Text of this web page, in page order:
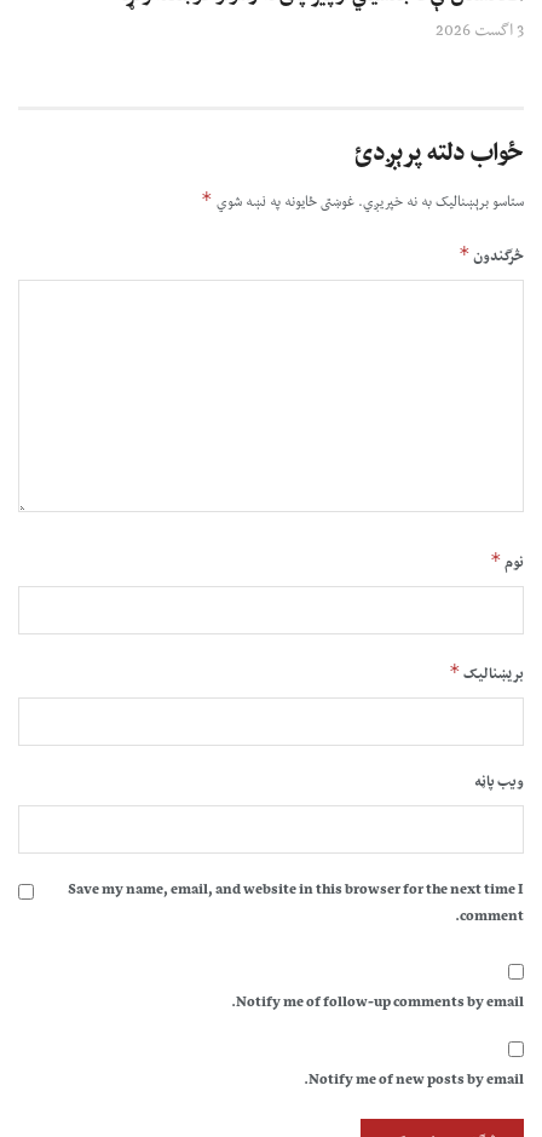
3 اگست 2026
ځواب دلته پرېږدئ
ستاسو برېښناليک به نه خپريږي.غوښتى ځایونه په نښه شوي *
څرگندون*
نوم*
بریښنالیک*
ویب پاڼه
Save my name, email, and website in this browser for the next time I
comment.
Notify me of follow-up comments by email.
Notify me of new posts by email.